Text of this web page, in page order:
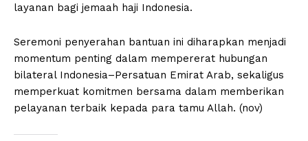
layanan bagi jemaah haji Indonesia.
Seremoni penyerahan bantuan ini diharapkan menjadi
momentum penting dalam mempererat hubungan
bilateral Indonesia–Persatuan Emirat Arab, sekaligus
memperkuat komitmen bersama dalam memberikan
pelayanan terbaik kepada para tamu Allah. (nov)